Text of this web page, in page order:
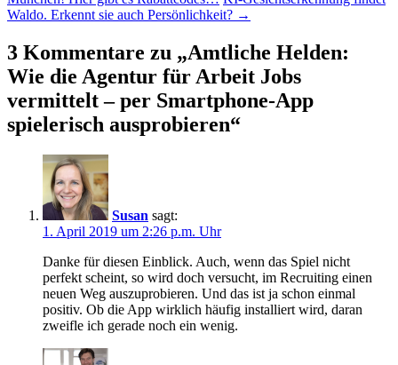
Waldo. Erkennt sie auch Persönlichkeit? →
3 Kommentare zu „Amtliche Helden:
Wie die Agentur für Arbeit Jobs
vermittelt – per Smartphone-App
spielerisch ausprobieren“
Susan sagt:
1. April 2019 um 2:26 p.m. Uhr
Danke für diesen Einblick. Auch, wenn das Spiel nicht
perfekt scheint, so wird doch versucht, im Recruiting einen
neuen Weg auszuprobieren. Und das ist ja schon einmal
positiv. Ob die App wirklich häufig installiert wird, daran
zweifle ich gerade noch ein wenig.